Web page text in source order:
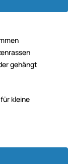
gehängt
kleine